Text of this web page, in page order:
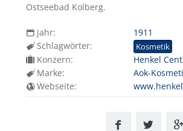
Ostseebad Kolberg.
Jahr:
1911
Schlagwörter:
Kosmetik
Konzern:
Henkel
Marke:
Aok-
Webseite: